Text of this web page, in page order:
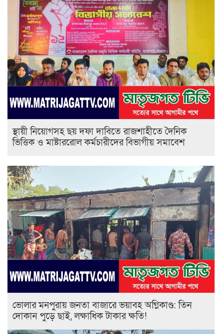
স্থায়ী নিয়োগসহ ছয় দফা দাবিতে রাজশাহীতে দৈনিক
ভিত্তিক ও মাষ্টাররোল কর্মচারীদের বিভাগীয় সমাবেশ
ভোলার মনপুরায় জনতা বাজারে ভয়াবহ অগ্নিকাণ্ড: তিন
দোকান পুড়ে ছাই, লক্ষাধিক টাকার ক্ষতি!